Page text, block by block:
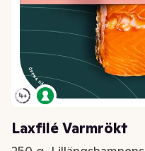
Laxfilé Varmrökt